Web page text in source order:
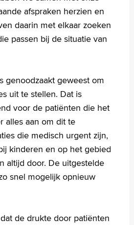
afspraken herzien en
daarin met elkaar zoeken
passen bij de situatie van
genoodzaakt geweest om
uit te stellen. Dat is
voor de patiënten die het
alles aan om dit te
die medisch urgent zijn,
kinderen en op het gebied
altijd door. De uitgestelde
snel mogelijk opnieuw
de drukte door patiënten